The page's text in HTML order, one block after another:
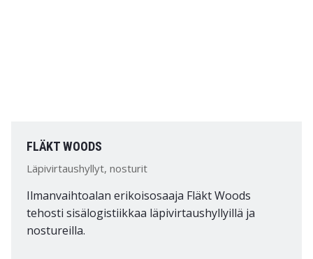
FLÄKT WOODS
Läpivirtaushyllyt, nosturit
Ilmanvaihtoalan erikoisosaaja Fläkt Woods
tehosti sisälogistiikkaa läpivirtaushyllyillä ja
nostureilla.